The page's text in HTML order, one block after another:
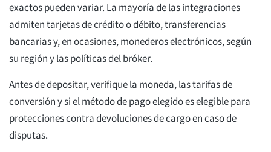
exactos pueden variar. La mayoría de las integraciones
admiten tarjetas de crédito o débito, transferencias
bancarias y, en ocasiones, monederos electrónicos, según
su región y las políticas del bróker.
Antes de depositar, verifique la moneda, las tarifas de
conversión y si el método de pago elegido es elegible para
protecciones contra devoluciones de cargo en caso de
disputas.